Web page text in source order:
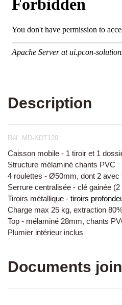
Description
Réf. MD-KDT120
Caisson mobile - 1 tiroir et 1
Structure mélaminé chants PVC
4 roulettes - Ø50mm, dont 2 avec
Serrure centralisée - clé gainée
Tiroirs métallique - tiroirs
Charge max 25 kg, extraction
Top - mélaminé 28mm, chants
Plumier intérieur inclus
Documents